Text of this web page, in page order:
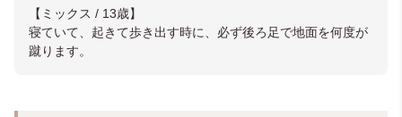
【ミックス / 13歳】
寝ていて、起きて歩き出す時に、必ず後ろ足で地面を何度が
蹴ります。